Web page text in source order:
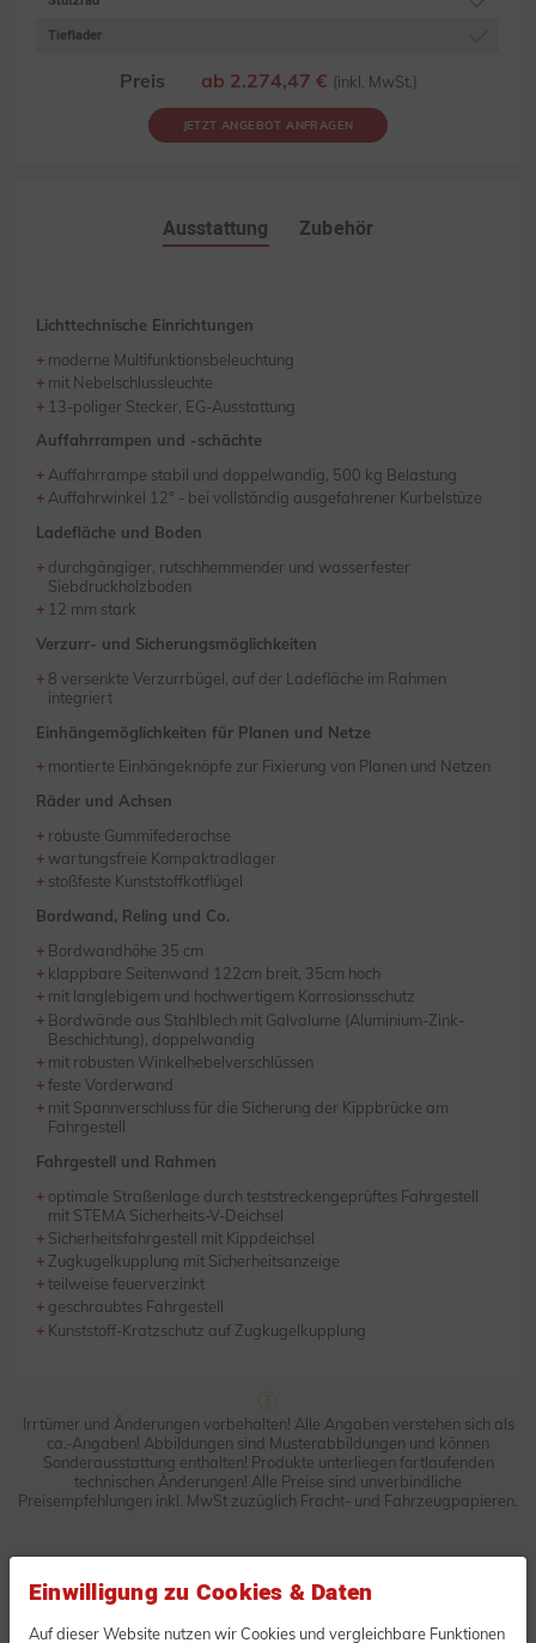
Tieflader
Preis ab 2.274,47 € (inkl. MwSt.)
JETZT ANGEBOT ANFRAGEN
Ausstattung Zubehör
Lichttechnische Einrichtungen
moderne Multifunktionsbeleuchtung
mit Nebelschlussleuchte
13-poliger Stecker, EG-Ausstattung
Auffahrrampen und -schächte
Auffahrrampe stabil und doppelwandig, 500 kg Belastung
Auffahrwinkel 12° - bei vollständig ausgefahrener Kurbelstüze
Ladefläche und Boden
durchgängiger, rutschhemmender und wasserfester
Siebdruckholzboden
12 mm stark
Verzurr- und Sicherungsmöglichkeiten
8 versenkte Verzurrbügel, auf der Ladefläche im Rahmen
integriert
Einhängemöglichkeiten für Planen und Netze
montierte Einhängeknöpfe zur Fixierung von Planen und Netzen
Räder und Achsen
robuste Gummifederachse
wartungsfreie Kompaktradlager
stoßfeste Kunststoffkotflügel
Bordwand, Reling und Co.
Bordwandhöhe 35 cm
klappbare Seitenwand 122cm breit, 35cm hoch
mit langlebigem und hochwertigem Korrosionsschutz
Bordwände aus Stahlblech mit Galvalume (Aluminium-Zink-
Beschichtung), doppelwandig
mit robusten Winkelhebelverschlüssen
feste Vorderwand
mit Spannverschluss für die Sicherung der Kippbrücke am
Fahrgestell
Fahrgestell und Rahmen
optimale Straßenlage durch teststreckengeprüftes Fahrgestell
mit STEMA Sicherheits-V-Deichsel
Sicherheitsfahrgestell mit Kippdeichsel
Zugkugelkupplung mit Sicherheitsanzeige
teilweise feuerverzinkt
geschraubtes Fahrgestell
Kunststoff-Kratzschutz auf Zugkugelkupplung
Irrtümer und Änderungen vorbehalten! Alle Angaben verstehen sich als
ca.-Angaben! Abbildungen sind Musterabbildungen und können
Sonderausstattung enthalten! Produkte unterliegen fortlaufenden
technischen Änderungen! Alle Preise sind unverbindliche
Preisempfehlungen inkl. MwSt zuzüglich Fracht- und Fahrzeugpapieren.
Unverbindliche Anfrage oder
Einwilligung zu Cookies & Daten
Auf dieser Website nutzen wir Cookies und vergleichbare Funktionen